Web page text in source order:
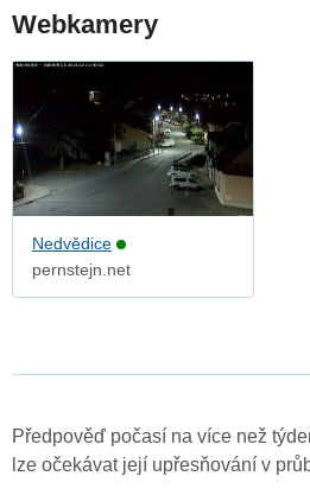
Webkamery
Nedvědice
pernstejn.net
Předpověď počasí na více než
lze očekávat její upřesňování v